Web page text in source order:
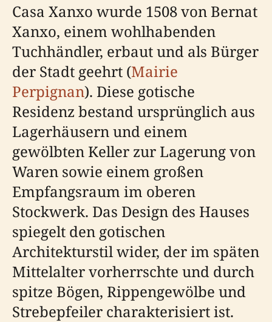
Casa Xanxo wurde 1508 von Bernat
Xanxo, einem wohlhabenden
Tuchhändler, erbaut und als Bürger
der Stadt geehrt (Mairie
Perpignan). Diese gotische
Residenz bestand ursprünglich aus
Lagerhäusern und einem
gewölbten Keller zur Lagerung von
Waren sowie einem großen
Empfangsraum im oberen
Stockwerk. Das Design des Hauses
spiegelt den gotischen
Architekturstil wider, der im späten
Mittelalter vorherrschte und durch
spitze Bögen, Rippengewölbe und
Strebepfeiler charakterisiert ist.